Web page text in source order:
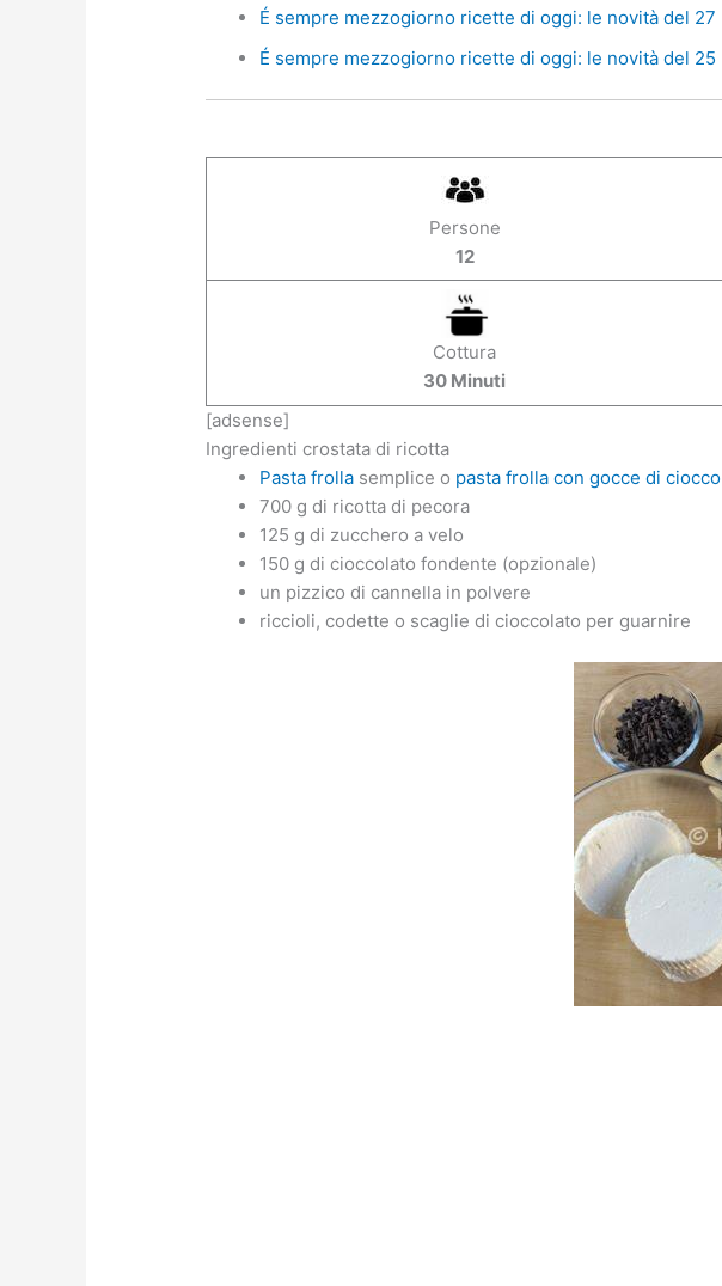
É sempre mezzogiorno ricette di oggi: le novità del 27
É sempre mezzogiorno ricette di oggi: le novità del 25
Persone
12
Cottura
30 Minuti
[adsense]
Ingredienti crostata di ricotta
Pasta frolla semplice o pasta frolla con gocce di
700 g di ricotta di pecora
125 g di zucchero a velo
150 g di cioccolato fondente (opzionale)
un pizzico di cannella in polvere
riccioli, codette o scaglie di cioccolato per guarnire